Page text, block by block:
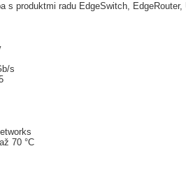
s produktmi radu EdgeSwitch,
s
70 °C